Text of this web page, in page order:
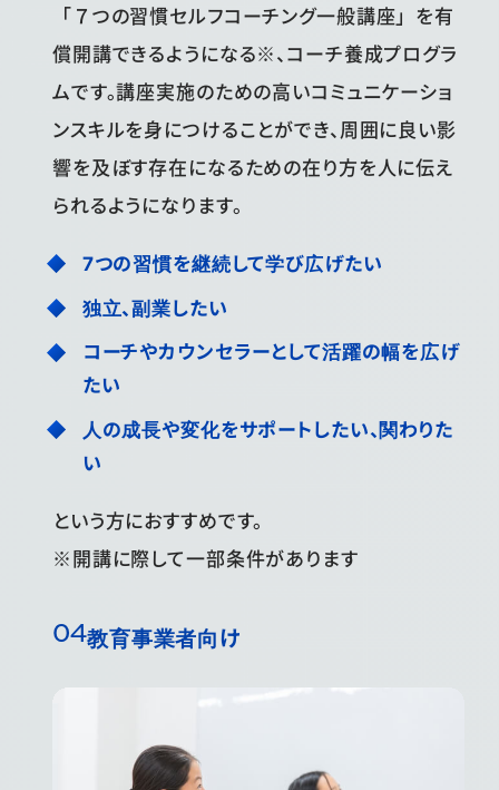
「７つの習慣セルフコーチング一般講座」を有
償開講できるようになる※、コーチ養成プログラ
ムです。講座実施のための高いコミュニケーショ
ンスキルを身につけることができ、周囲に良い影
響を及ぼす存在になるための在り方を人に伝え
られるようになります。
7つの習慣を継続して学び広げたい
独立、副業したい
コーチやカウンセラーとして活躍の幅を広げ
たい
人の成長や変化をサポートしたい、関わりた
い
という方におすすめです。
※開講に際して一部条件があります
教育事業者向け